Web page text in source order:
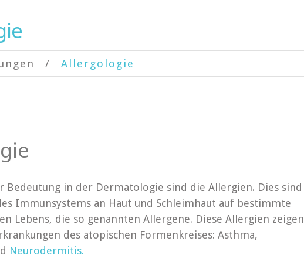
Allergologie
Bedeutung in der Dermatologie sind die Allergien. Dies sind
Immunsystems an Haut und Schleimhaut auf bestimmte
Lebens, die so genannten Allergene. Diese Allergien zeigen
des atopischen Formenkreises: Asthma,
Neurodermitis.